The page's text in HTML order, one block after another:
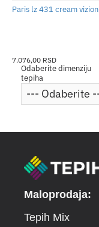
Paris lz 431 cream vizion
7.076,00 RSD
Odaberite dimenziju
tepiha
Maloprodaja:
Tepih Mix